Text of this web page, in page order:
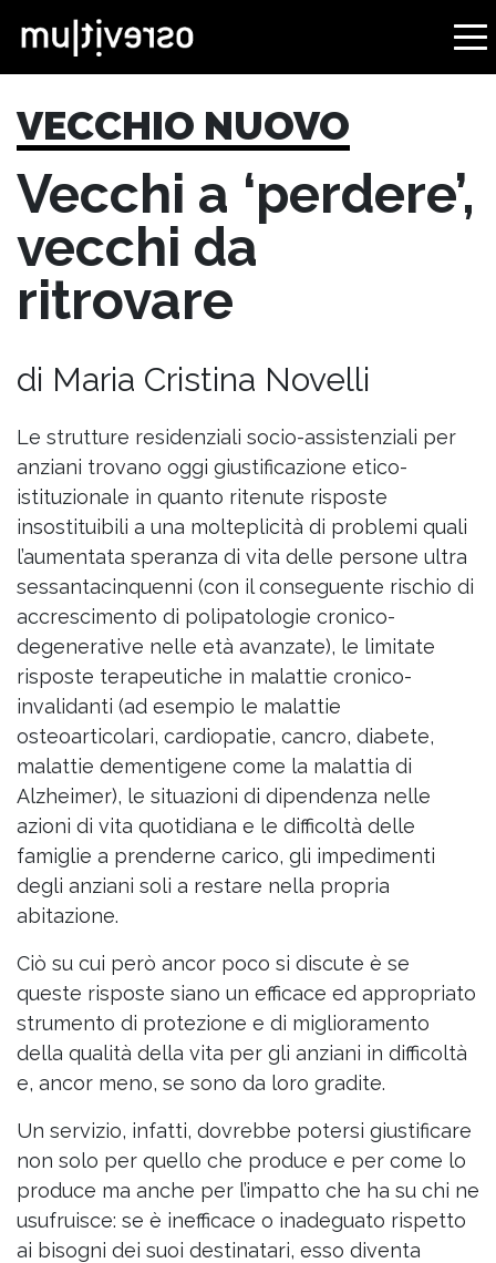
VECCHIO NUOVO
Vecchi a ‘perdere’,
vecchi da
ritrovare
di Maria Cristina Novelli
Le strutture residenziali socio-assistenziali per
anziani trovano oggi giustificazione etico-
istituzionale in quanto ritenute risposte
insostituibili a una molteplicità di problemi quali
l’aumentata speranza di vita delle persone ultra
sessantacinquenni (con il conseguente rischio di
accrescimento di polipatologie cronico-
degenerative nelle età avanzate), le limitate
risposte terapeutiche in malattie cronico-
invalidanti (ad esempio le malattie
osteoarticolari, cardiopatie, cancro, diabete,
malattie dementigene come la malattia di
Alzheimer), le situazioni di dipendenza nelle
azioni di vita quotidiana e le difficoltà delle
famiglie a prenderne carico, gli impedimenti
degli anziani soli a restare nella propria
abitazione.
Ciò su cui però ancor poco si discute è se
queste risposte siano un efficace ed appropriato
strumento di protezione e di miglioramento
della qualità della vita per gli anziani in difficoltà
e, ancor meno, se sono da loro gradite.
Un servizio, infatti, dovrebbe potersi giustificare
non solo per quello che produce e per come lo
produce ma anche per l’impatto che ha su chi ne
usufruisce: se è inefficace o inadeguato rispetto
ai bisogni dei suoi destinatari, esso diventa